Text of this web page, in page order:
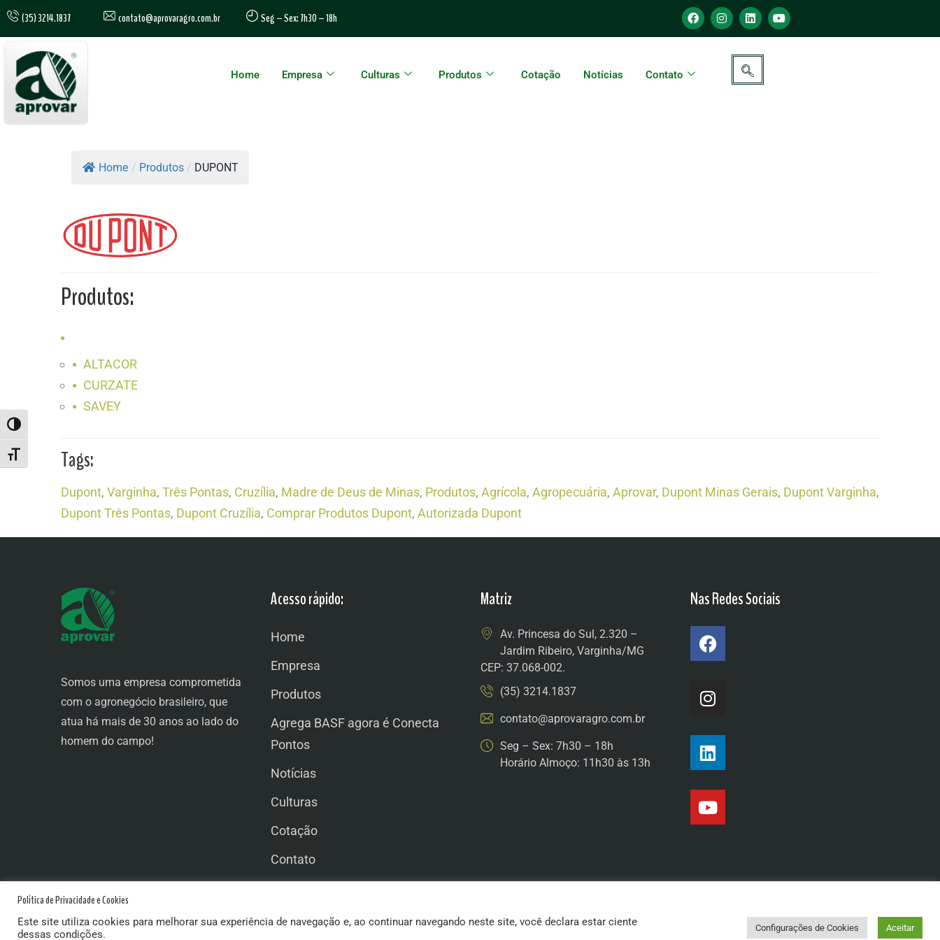
ALTERNAR ALTO CONTRASTE
ALTERNAR TAMANHO DA FONTE
(35) 3214.1837 contato@aprovaragro.com.br Seg – Sex: 7h30 – 18h
Home Empresa Culturas Produtos Cotação Notícias Contato
Home / Produtos / DUPONT
Produtos:
ALTACOR
CURZATE
SAVEY
Tags:
Dupont, Varginha, Três Pontas, Cruzília, Madre de Deus de Minas, Produtos, Agrícola, Agropecuária, Aprovar, Dupont Minas Gerais, Dupont Varginha,
Dupont Três Pontas, Dupont Cruzília, Comprar Produtos Dupont, Autorizada Dupont
Somos uma empresa comprometida
com o agronegócio brasileiro, que
atua há mais de 30 anos ao lado do
homem do campo!
Acesso rápido:
Home
Empresa
Produtos
Agrega BASF agora é Conecta
Pontos
Notícias
Culturas
Cotação
Contato
Matriz
Av. Princesa do Sul, 2.320 –
Jardim Ribeiro, Varginha/MG
CEP: 37.068-002.
(35) 3214.1837
contato@aprovaragro.com.br
Seg – Sex: 7h30 – 18h
Horário Almoço: 11h30 às 13h
Nas Redes Sociais
Política de Privacidade e Cookies
Este site utiliza cookies para melhorar sua experiência de navegação e, ao continuar navegando neste site, você declara estar ciente
dessas condições.
Configurações de Cookies Aceitar